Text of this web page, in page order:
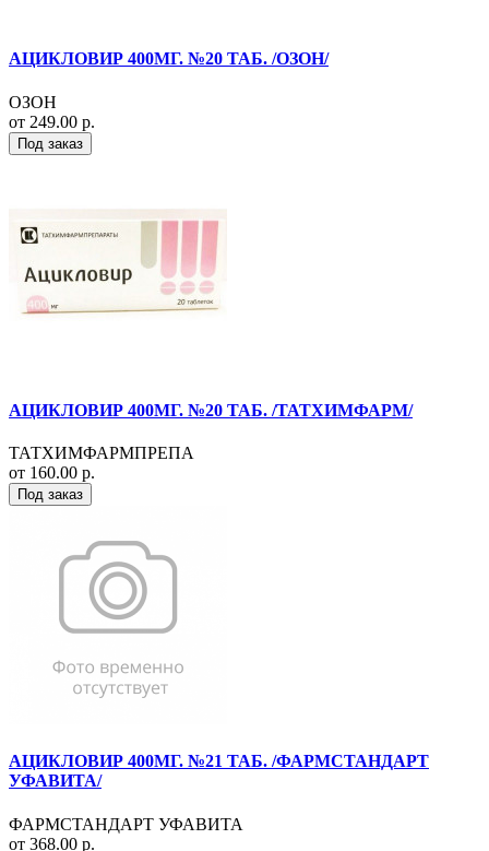
АЦИКЛОВИР 400МГ. №20 ТАБ. /ОЗОН/
ОЗОН
от 249.00 р.
Под заказ
АЦИКЛОВИР 400МГ. №20 ТАБ. /ТАТХИМФАРМ/
ТАТХИМФАРМПРЕПА
от 160.00 р.
Под заказ
АЦИКЛОВИР 400МГ. №21 ТАБ. /ФАРМСТАНДАРТ
УФАВИТА/
ФАРМСТАНДАРТ УФАВИТА
от 368.00 р.